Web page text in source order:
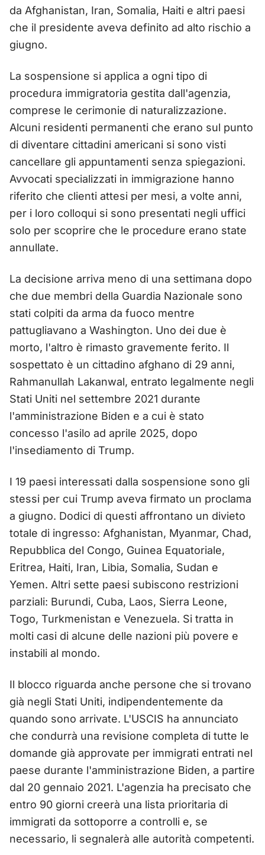
da Afghanistan, Iran, Somalia, Haiti e altri paesi
che il presidente aveva definito ad alto rischio a
giugno.
La sospensione si applica a ogni tipo di
procedura immigratoria gestita dall'agenzia,
comprese le cerimonie di naturalizzazione.
Alcuni residenti permanenti che erano sul punto
di diventare cittadini americani si sono visti
cancellare gli appuntamenti senza spiegazioni.
Avvocati specializzati in immigrazione hanno
riferito che clienti attesi per mesi, a volte anni,
per i loro colloqui si sono presentati negli uffici
solo per scoprire che le procedure erano state
annullate.
La decisione arriva meno di una settimana dopo
che due membri della Guardia Nazionale sono
stati colpiti da arma da fuoco mentre
pattugliavano a Washington. Uno dei due è
morto, l'altro è rimasto gravemente ferito. Il
sospettato è un cittadino afghano di 29 anni,
Rahmanullah Lakanwal, entrato legalmente negli
Stati Uniti nel settembre 2021 durante
l'amministrazione Biden e a cui è stato
concesso l'asilo ad aprile 2025, dopo
l'insediamento di Trump.
I 19 paesi interessati dalla sospensione sono gli
stessi per cui Trump aveva firmato un proclama
a giugno. Dodici di questi affrontano un divieto
totale di ingresso: Afghanistan, Myanmar, Chad,
Repubblica del Congo, Guinea Equatoriale,
Eritrea, Haiti, Iran, Libia, Somalia, Sudan e
Yemen. Altri sette paesi subiscono restrizioni
parziali: Burundi, Cuba, Laos, Sierra Leone,
Togo, Turkmenistan e Venezuela. Si tratta in
molti casi di alcune delle nazioni più povere e
instabili al mondo.
Il blocco riguarda anche persone che si trovano
già negli Stati Uniti, indipendentemente da
quando sono arrivate. L'USCIS ha annunciato
che condurrà una revisione completa di tutte le
domande già approvate per immigrati entrati nel
paese durante l'amministrazione Biden, a partire
dal 20 gennaio 2021. L'agenzia ha precisato che
entro 90 giorni creerà una lista prioritaria di
immigrati da sottoporre a controlli e, se
necessario, li segnalerà alle autorità competenti.